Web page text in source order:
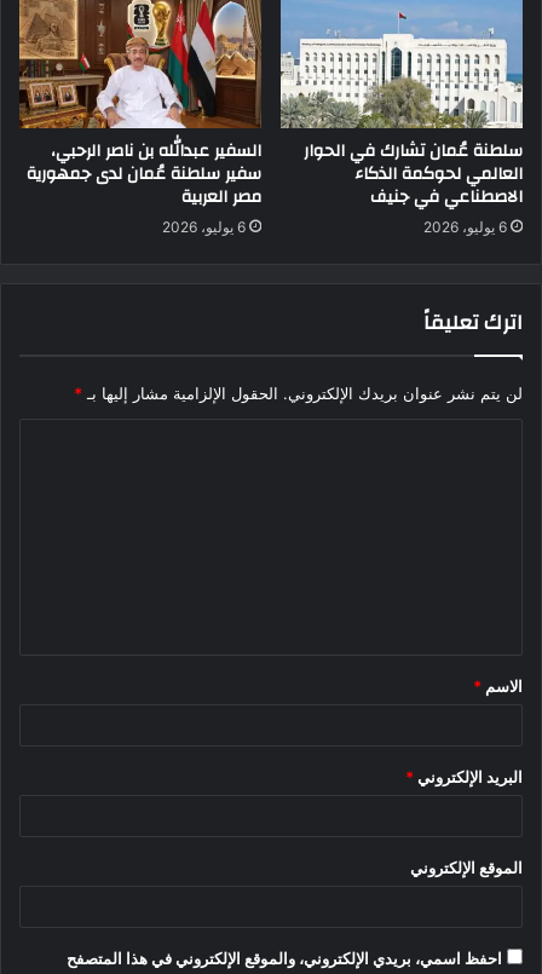
سلطنة عُمان تشارك في الحوار
العالمي لحوكمة الذكاء
الاصطناعي في جنيف
6 يوليو، 2026
السفير عبدالله بن ناصر الرحبي،
سفير سلطنة عُمان لدى جمهورية
مصر العربية
6 يوليو، 2026
اترك تعليقاً
لن يتم نشر عنوان بريدك الإلكتروني. الحقول الإلزامية مشار إليها بـ *
*
الاسم *
البريد الإلكتروني *
الموقع الإلكتروني
احفظ اسمي، بريدي الإلكتروني، والموقع الإلكتروني في هذا المتصفح